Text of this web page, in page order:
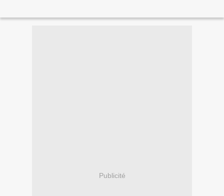
Publicité